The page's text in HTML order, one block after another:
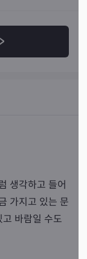
>
생각하고 들어
가지고 있는 문
바람일 수도